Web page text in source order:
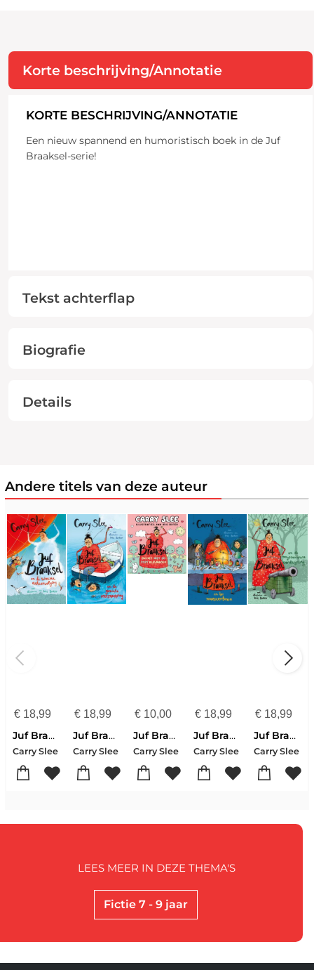
Korte beschrijving/Annotatie
KORTE BESCHRIJVING/ANNOTATIE
Een nieuw spannend en humoristisch boek in de Juf
Braaksel-serie!
Tekst achterflap
Biografie
Details
Andere titels van deze auteur
€18,99
Juf Braaksel en de woeste achtervolging
Carry Slee
€18,99
Juf Braaksel en de geniale ontsnapping
Carry Slee
€ 10,00
Juf Braaksel en het niet zo cozy kleurboek
Carry Slee
€ 18,99
Juf Braaksel en het meesterbrein
Carry Slee
€ 18,99
Juf Braaksel en de mysterieuze verdwijning
Carry Slee
Fictie 7 - 9 jaar
LEES MEER IN DEZE THEMA'S